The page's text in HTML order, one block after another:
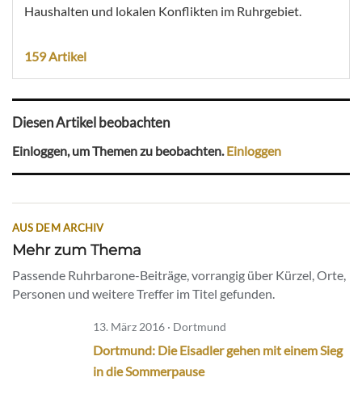
Haushalten und lokalen Konflikten im Ruhrgebiet.
159 Artikel
Diesen Artikel beobachten
Einloggen, um Themen zu beobachten.Einloggen
AUS DEM ARCHIV
Mehr zum Thema
Passende Ruhrbarone-Beiträge, vorrangig über Kürzel, Orte,
Personen und weitere Treffer im Titel gefunden.
13. März 2016 · Dortmund
Dortmund: Die Eisadler gehen mit einem Sieg
in die Sommerpause